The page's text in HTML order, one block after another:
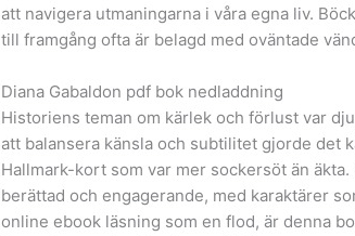
att navigera utmaningarna i våra egna liv.
till framgång ofta är belagd med oväntade
Diana Gabaldon pdf bok nedladdning
Historiens teman om kärlek och förlust var
att balansera känsla och subtilitet gjorde det
Hallmark-kort som var mer sockersöt än
berättad och engagerande, med karaktärer
online ebook läsning som en flod, är denna